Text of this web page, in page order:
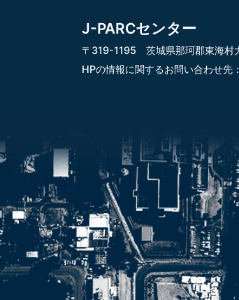
J-PARCセンター
〒319-1195 茨城県那珂郡東海村
HPの情報に関するお問い合わせ先：